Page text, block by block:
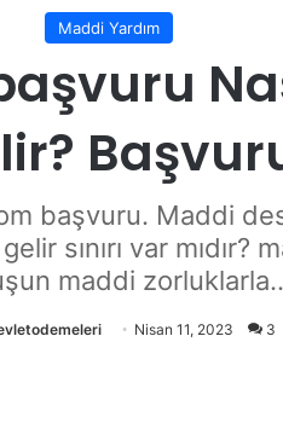
Maddi Yardım
başvuru. Maddi
sınırı var
maddi
Nisan 11, 2023 3